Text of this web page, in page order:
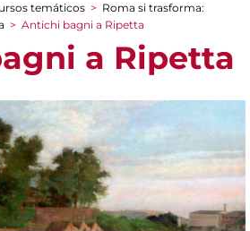
temáticos > Roma si trasforma:
> Antichi bagni a Ripetta
a Ripetta